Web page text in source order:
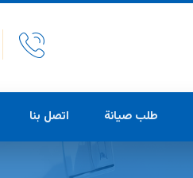
طلب صيانة اتصل بنا